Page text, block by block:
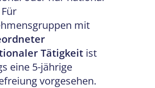
mit
Tätigkeit ist
eine 5-jährige
vorgesehen.